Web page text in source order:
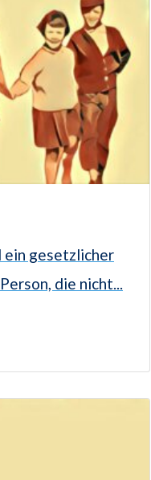
ein gesetzlicher
die nicht...